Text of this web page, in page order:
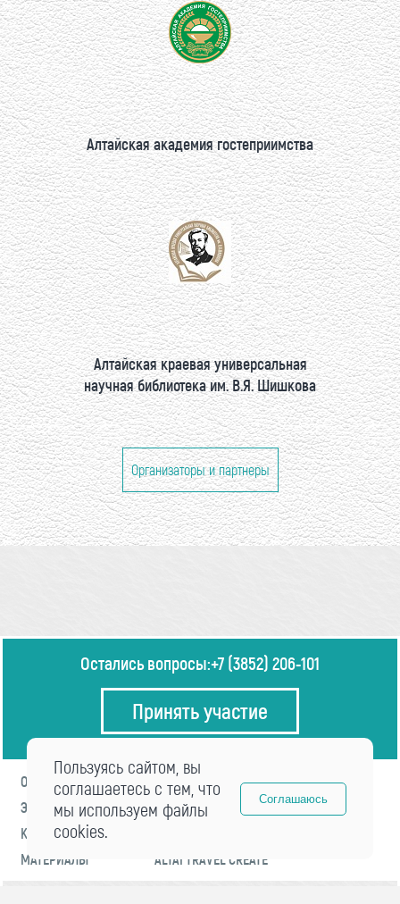
Алтайская академия гостеприимства
Алтайская краевая универсальная
научная библиотека им. В.Я. Шишкова
Организаторы и партнеры
Остались вопросы:+7 (3852) 206-101
Принять участие
О ФОРУМЕ
ПРОГРАММА
ЭКСПЕРТЫ
НОВОСТИ
КОНТАКТЫ
МАТЕРИАЛЫ
ALTAI TRAVEL CREATE
Пользуясь сайтом, вы
соглашаетесь с тем, что
мы используем файлы
cookies.
Соглашаюсь